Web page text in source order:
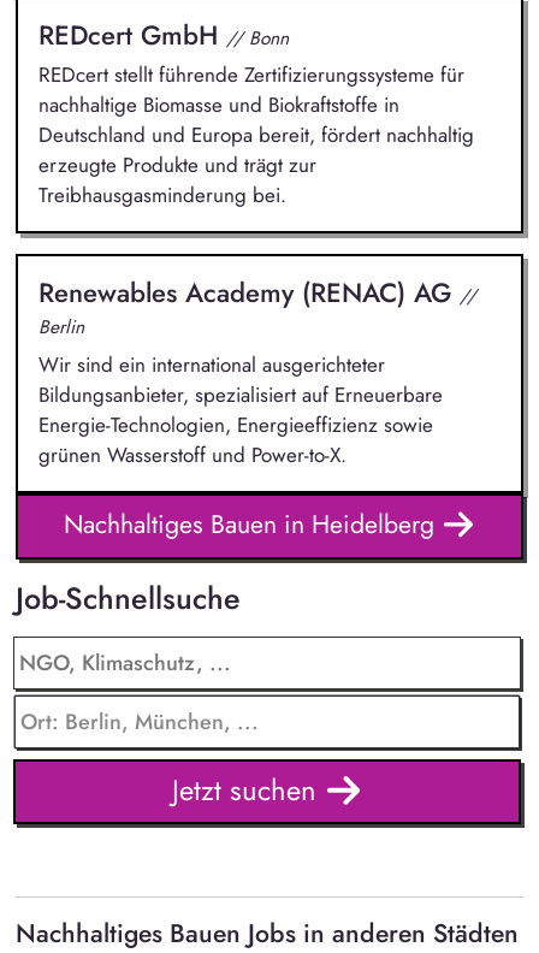
REDcert GmbH // Bonn
REDcert stellt führende Zertifizierungssysteme für
nachhaltige Biomasse und Biokraftstoffe in
Deutschland und Europa bereit, fördert nachhaltig
erzeugte Produkte und trägt zur
Treibhausgasminderung bei.
Renewables Academy (RENAC) AG //
Berlin
Wir sind ein international ausgerichteter
Bildungsanbieter, spezialisiert auf Erneuerbare
Energie-Technologien, Energieeffizienz sowie
grünen Wasserstoff und Power-to-X.
Nachhaltiges Bauen in Heidelberg
Job-Schnellsuche
Jetzt suchen
Nachhaltiges Bauen Jobs in anderen Städten